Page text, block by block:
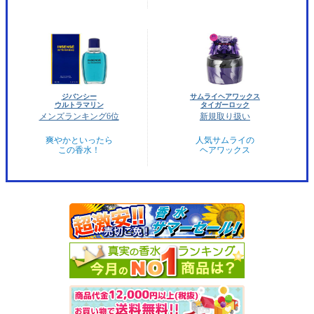
ジバンシー
ウルトラマリン
メンズランキング6位
爽やかといったら
この香水！
サムライヘアワックス
タイガーロック
新規取り扱い
人気サムライの
ヘアワックス